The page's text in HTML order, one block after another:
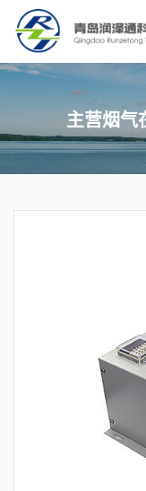
主营烟气